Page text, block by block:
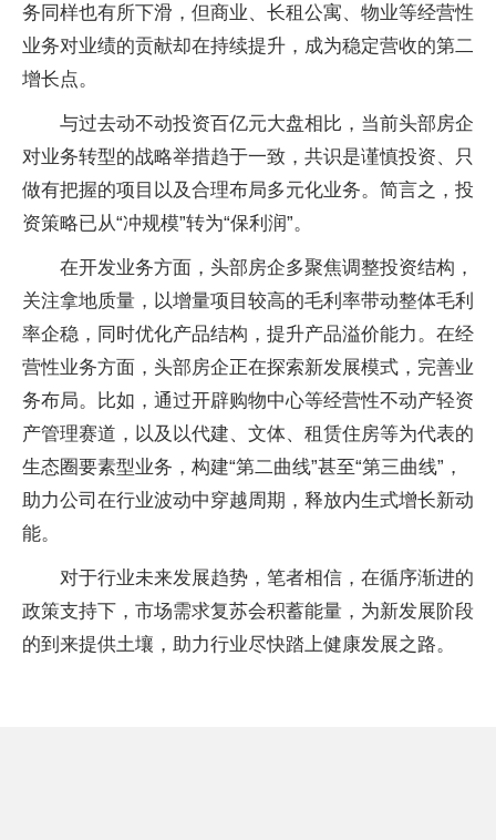
务同样也有所下滑，但商业、长租公寓、物业等经营性
业务对业绩的贡献却在持续提升，成为稳定营收的第二
增长点。
与过去动不动投资百亿元大盘相比，当前头部房企
对业务转型的战略举措趋于一致，共识是谨慎投资、只
做有把握的项目以及合理布局多元化业务。简言之，投
资策略已从“冲规模”转为“保利润”。
在开发业务方面，头部房企多聚焦调整投资结构，
关注拿地质量，以增量项目较高的毛利率带动整体毛利
率企稳，同时优化产品结构，提升产品溢价能力。在经
营性业务方面，头部房企正在探索新发展模式，完善业
务布局。比如，通过开辟购物中心等经营性不动产轻资
产管理赛道，以及以代建、文体、租赁住房等为代表的
生态圈要素型业务，构建“第二曲线”甚至“第三曲线”，
助力公司在行业波动中穿越周期，释放内生式增长新动
能。
对于行业未来发展趋势，笔者相信，在循序渐进的
政策支持下，市场需求复苏会积蓄能量，为新发展阶段
的到来提供土壤，助力行业尽快踏上健康发展之路。